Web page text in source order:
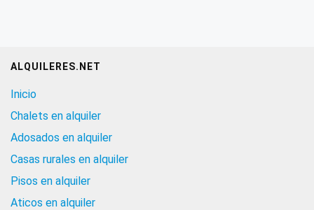
ALQUILERES.NET
Inicio
Chalets en alquiler
Adosados en alquiler
Casas rurales en alquiler
Pisos en alquiler
Aticos en alquiler